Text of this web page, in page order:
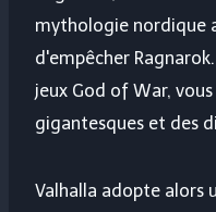
mythologie nordique
d'empêcher
jeux God of War,
gigantesques et des
Valhalla adopte alors